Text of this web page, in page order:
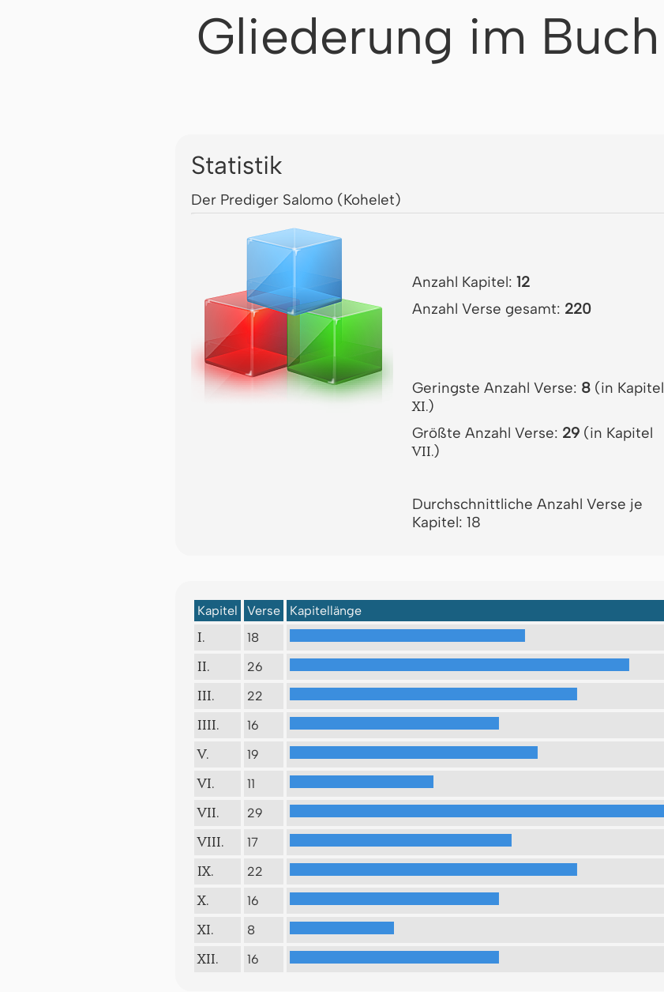
Gliederung im Buch
Statistik
Der Prediger Salomo (Kohelet)
Anzahl Kapitel: 12
Anzahl Verse gesamt: 220
Geringste Anzahl Verse: 8 (in Kapitel
XI.)
Größte Anzahl Verse: 29 (in Kapitel
VII.)
Durchschnittliche Anzahl Verse je
Kapitel: 18
Kapitel Verse Kapitellänge
I. 18
II. 26
III. 22
IIII. 16
V. 19
VI. 11
VII. 29
VIII. 17
IX. 22
X. 16
XI. 8
XII. 16